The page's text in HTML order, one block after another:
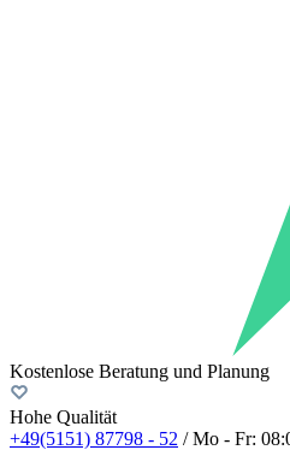
Kostenlose Beratung und Planung
Hohe Qualität
+49(5151) 87798 - 52 / Mo - Fr: